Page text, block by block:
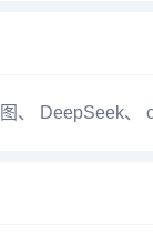
、 DeepSeek、